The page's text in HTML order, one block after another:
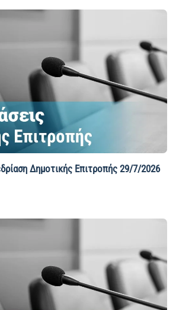
Δημοτικής Επιτροπής 29/7/2026